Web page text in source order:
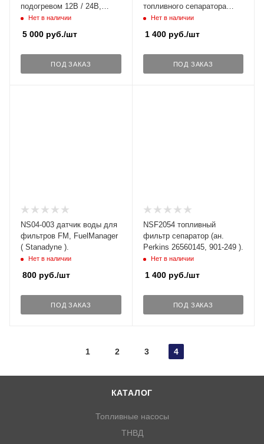
подогревом 12В / 24В,
аналог Separ SWK
Нет в наличии
5 000 руб./шт
ПОД ЗАКАЗ
топливного сепаратора
SWK 2000/5, 12В / 24В,
Нет в наличии
1 400руб./шт
ПОД ЗАКАЗ
NS04-003 датчик воды для
фильтров FM, FuelManager
( Stanadyne ).
Нет в наличии
800 руб./шт
ПОД ЗАКАЗ
NSF2054 топливный
фильтр сепаратор (ан.
Perkins 26560145, 901-249 ).
Нет в наличии
1 400руб./шт
ПОД ЗАКАЗ
1 2 3 4
КАТАЛОГ
Топливные насосы
ТНВД